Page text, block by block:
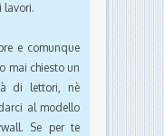
lavori.
e comunque
mai chiesto un
di lettori, nè
al modello
Se per te